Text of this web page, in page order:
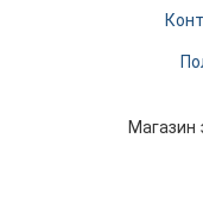
Магазин